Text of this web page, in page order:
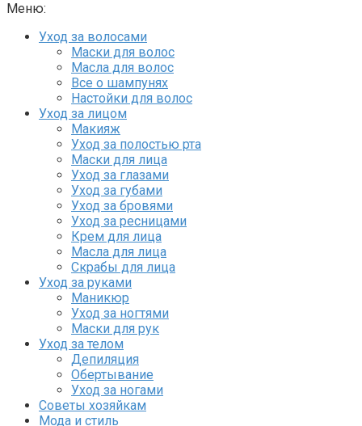
Меню:
Уход за волосами
Маски для волос
Масла для волос
Все о шампунях
Настойки для волос
Уход за лицом
Макияж
Уход за полостью рта
Маски для лица
Уход за глазами
Уход за губами
Уход за бровями
Уход за ресницами
Крем для лица
Масла для лица
Скрабы для лица
Уход за руками
Маникюр
Уход за ногтями
Маски для рук
Уход за телом
Депиляция
Обертывание
Уход за ногами
Советы хозяйкам
Мода и стиль